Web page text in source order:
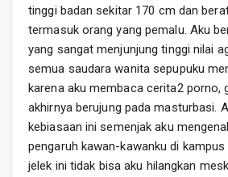
tinggi badan sekitar 170 cm dan
termasuk orang yang pemalu. Aku
yang sangat menjunjung tinggi nilai
semua saudara wanita sepupuku
karena aku membaca cerita2 porno,
akhirnya berujung pada masturbasi.
kebiasaan ini semenjak aku
pengaruh kawan-kawanku di kampus
jelek ini tidak bisa aku hilangkan